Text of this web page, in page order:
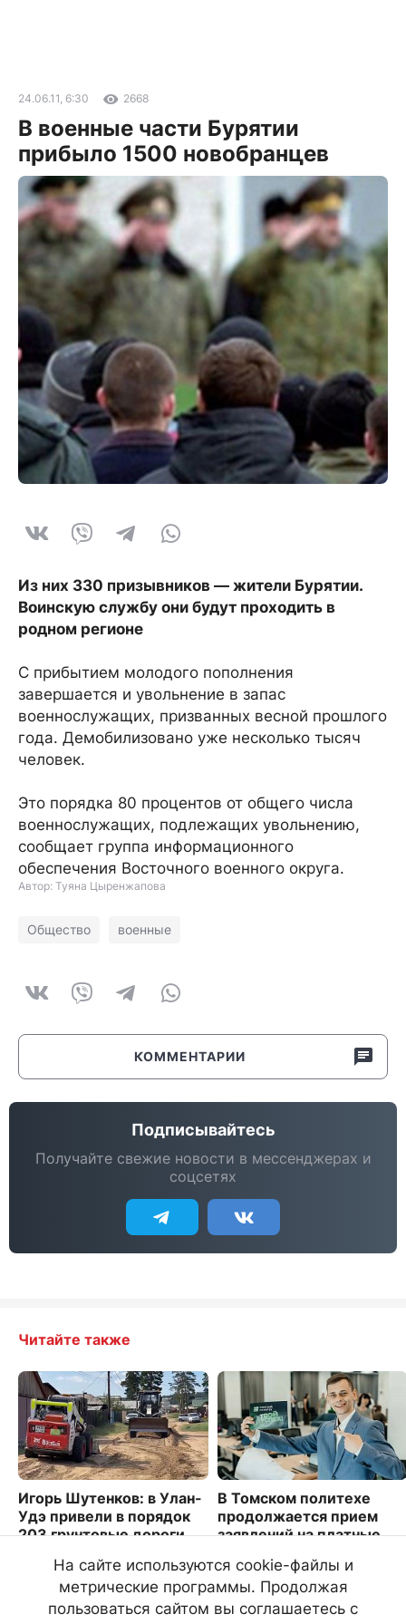
24.06.11, 6:30 2668
В военные части Бурятии
прибыло 1500 новобранцев
Из них 330 призывников — жители Бурятии.
Воинскую службу они будут проходить в
родном регионе
С прибытием молодого пополнения
завершается и увольнение в запас
военнослужащих, призванных весной прошлого
года. Демобилизовано уже несколько тысяч
человек.
Это порядка 80 процентов от общего числа
военнослужащих, подлежащих увольнению,
сообщает группа информационного
обеспечения Восточного военного округа.
Автор: Туяна Цыренжапова
Общество военные
КОММЕНТАРИИ
Подписывайтесь
Получайте свежие новости в мессенджерах и
соцсетях
Читайте также
Игорь Шутенков: в Улан-
Удэ привели в порядок
203 грунтовые дороги
2821
В Томском политехе
продолжается прием
заявлений на платные
4402
На сайте используются cookie-файлы и
метрические программы. Продолжая
пользоваться сайтом вы соглашаетесь с